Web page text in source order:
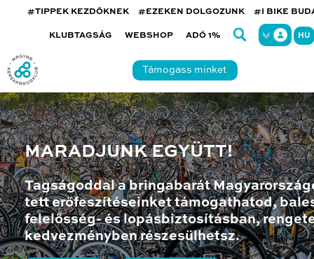
#TIPPEK KEZDŐKNEK #EZEKEN DOLGOZUNK #I BIKE
KLUBTAGSÁG WEBSHOP ADÓ 1% HU
Támogass minket
MARADJUNK EGYÜTT!
Tagságoddal a bringabarát
tett erőfeszítéseinket támogathatod,
felelősség- és lopásbiztosításban,
kedvezményben részesülhetsz.